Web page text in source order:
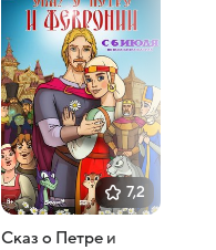
7,2
Сказ о Петре и